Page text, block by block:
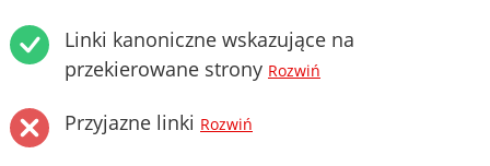
Linki kanoniczne wskazujące na
przekierowane strony Rozwiń
Przyjazne linki Rozwiń